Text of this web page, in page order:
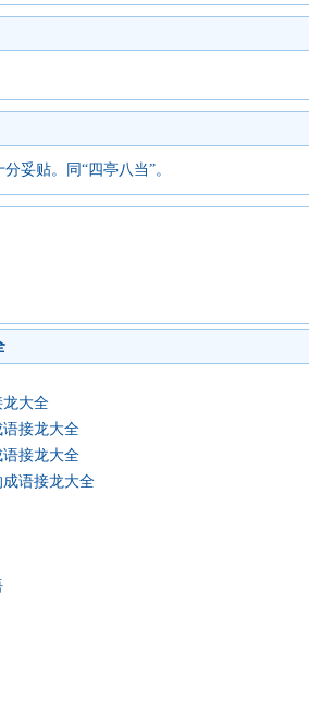
妥贴。同“四亭八当”。
龙大全
接龙大全
接龙大全
语接龙大全